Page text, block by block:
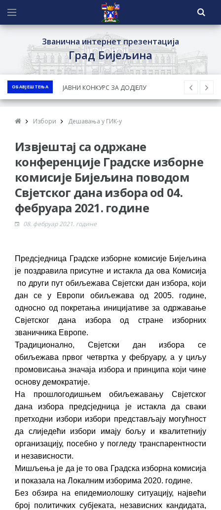
Званична интернет презентација
Град Бијељина
ОБАВЈЕШТЕЊА
ЈАВНИ КОНКУРС ЗА ДОДЈЕЛУ
БЕСПОВРАТНИХ СРЕДСТАВА ЗА
ГРАДА БИЈЕЉИНА ЗА 2026. ГОДИНУ
Обавјештење за предузетника - Ненад
Нукић
ПРЕЛИМИНАРНA РАНГ ЛИСТA
КАНДИДАТА КОЈИ СУ ОСТВАРИЛИ ПРАВО
НА ГРАДСКИ МЈЕСЕЧНИ БОРАЧКИ
ДОДАТАК ЗА ДЕМОБИЛИСАНЕ БОРЦЕ
Обрасци захтјева за регресирано
гориво доступни од 13. марта до 15.
новембра
Захтјев за издавање ПОНОСНЕ КАРТИЦЕ
Обавјештење за предузетника - Вера
Ујић
ЈАВНИ ПОЗИВ ЗА ПРИЈАВУ
НЕПРОПИСНОГ ОДЛАГАЊА ОТПАДА УЗ
ДОДЈЕЛУ ФИНАНСИЈСКЕ НАГРАДЕ
Избори Дешавања у ГИК-у
Извјештај са одржане
конференције Градске изборне
комисије Бијељина поводом
Свјетског дана избора od 04.
фебруара 2021. године
08. фебруар 2021. године
​Предсједница Градскe изборнe комисијe Бијељина
је поздравила присутне и истакла да ова Комисија
по други пут обиљежава Свјетски дан избора, који
дан се у Европи обиљежава од 2005. године,
односно од покретања иницијативе за одржавање
Свјетског дана избора од стране изборних
званичника Европе.
Традиционално, Свјетски дан избора се
обиљежава првог четвртка у фебруару, а у циљу
промовисања значаја избора и принципа који чине
основу демократије.
На прошлогодишњем обиљежавању Свјетског
дана избора предсједница је истакла да сваки
претходни избори избори представљају могућност
да слиједећи избори имају бољу и квалитетнију
организацију, посебно у погледу транспарентности
и независности.
Мишљења је да је то ова Градска изборна комисија
и показала на Локалним изборима 2020. године.
Без обзира на епидемиолошку ситуацију, највећи
број политичких субјеката, независних кандидата,